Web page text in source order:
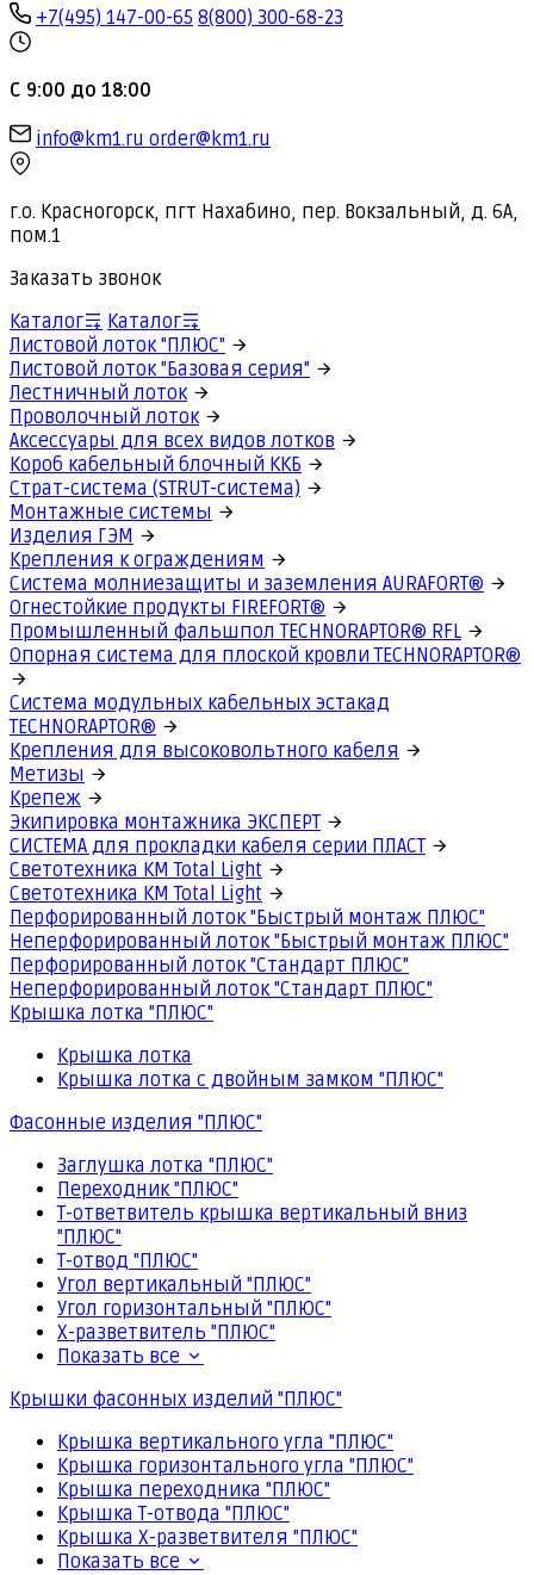
+7(495) 147-00-65 8(800) 300-68-23
С 9:00 до 18:00
info@km1.ru order@km1.ru
г.о. Красногорск, пгт Нахабино, пер. Вокзальный, д. 6А,
пом.1
Заказать звонок
Каталог
Каталог
Листовой лоток "ПЛЮС"
Листовой лоток "Базовая серия"
Лестничный лоток
Проволочный лоток
Аксессуары для всех видов лотков
Короб кабельный блочный ККБ
Страт-система (STRUT-система)
Монтажные системы
Изделия ГЭМ
Крепления к ограждениям
Система молниезащиты и заземления AURAFORT®
Огнестойкие продукты FIREFORT®
Промышленный фальшпол TECHNORAPTOR® RFL
Опорная система для плоской кровли TECHNORAPTOR®
Система модульных кабельных эстакад
TECHNORAPTOR®
Крепления для высоковольтного кабеля
Метизы
Крепеж
Экипировка монтажника ЭКСПЕРТ
СИСТЕМА для прокладки кабеля серии ПЛАСТ
Светотехника КМ Total Light
Светотехника КМ Total Light
Перфорированный лоток "Быстрый монтаж ПЛЮС"
Неперфорированный лоток "Быстрый монтаж ПЛЮС"
Перфорированный лоток "Стандарт ПЛЮС"
Неперфорированный лоток "Стандарт ПЛЮС"
Крышка лотка "ПЛЮС"
Крышка лотка
Крышка лотка с двойным замком "ПЛЮС"
Фасонные изделия "ПЛЮС"
Заглушка лотка "ПЛЮС"
Переходник "ПЛЮС"
Т-ответвитель крышка вертикальный вниз
"ПЛЮС"
Т-отвод "ПЛЮС"
Угол вертикальный "ПЛЮС"
Угол горизонтальный "ПЛЮС"
Х-разветвитель "ПЛЮС"
Показать все
Крышки фасонных изделий "ПЛЮС"
Крышка вертикального угла "ПЛЮС"
Крышка горизонтального угла "ПЛЮС"
Крышка переходника "ПЛЮС"
Крышка Т-отвода "ПЛЮС"
Крышка Х-разветвителя "ПЛЮС"
Показать все